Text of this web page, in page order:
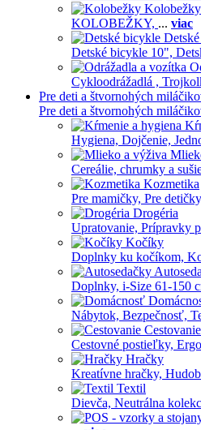
Kolobežky
KOLOBEŽKY, ... viac
Detské bicykle 10",
Cykloodrážadlá ,
Pre deti a štvornohých
Pre deti a štvornohých
Hygiena, Dojčenie,
Cereálie, chrumky a
Kozmetika
Pre mamičky, Pre
Drogéria
Upratovanie, Prípravky
Kočíky
Doplnky ku kočíkom,
Doplnky, i-Size 61-150
Nábytok, Bezpečnosť,
Cestovanie
Cestovné postieľky,
Hračky
Kreatívne hračky,
Textil
Dievča, Neutrálna